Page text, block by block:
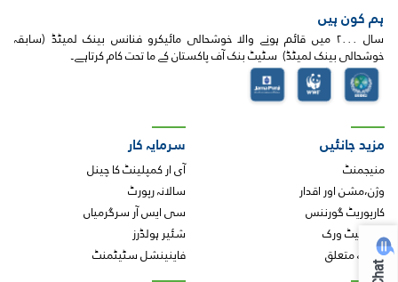
ہم کون ہیں
سال ۲۰۰۰ میں قائم ہونے والا خوشحالی مائیکرو فنانس بینک لمیٹڈ (سابقہ
خوشحالی بینک لمیٹڈ) سٹیٹ بنک آف پاکستان کے ما تحت کام کرتاہے۔
مزید جانئیں
منیجمنٹ
وژن،مشن اور اقدار
کارپوریٹ گورننس
ہمارا نیٹ ورک
ہمارے متعلق
سرمایہ کار
آی ار کمپلینٹ کا چینل
سالانہ رپورٹ
سی ایس آر سرگرمیاں
شئیر ہولڈرز
فاینینشل سٹیٹمنٹ
Chat